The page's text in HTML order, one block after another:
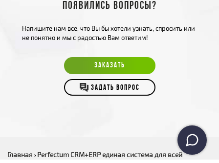
Появились вопросы?
Напишите нам все, что Вы бы хотели узнать, спросить или
не понятно и мы с радостью Вам ответим!
ЗАКАЗАТЬ
ЗАДАТЬ ВОПРОС
Главная › Perfectum CRM+ERP единая система для всей